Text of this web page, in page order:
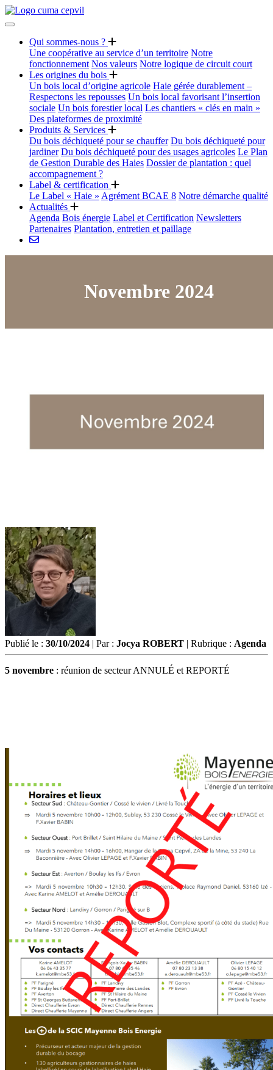
Qui sommes-nous ?
Une coopérative au service d’un territoire Notre
fonctionnement Nos valeurs Notre logique de circuit court
Les origines du bois
Un bois local d’origine agricole Haie gérée durablement –
Respectons les repousses Un bois local favorisant l’insertion
sociale Un bois forestier local Les chantiers « clés en main »
Des plateformes de proximité
Produits & Services
Du bois déchiqueté pour se chauffer Du bois déchiqueté pour
jardiner Du bois déchiqueté pour des usages agricoles Le Plan
de Gestion Durable des Haies Dossier de plantation : quel
accompagnement ?
Label & certification
Le Label « Haie » Agrément BCAE 8 Notre démarche qualité
Actualités
Agenda Bois énergie Label et Certification Newsletters
Partenaires Plantation, entretien et paillage
Novembre 2024
Publié le : 30/10/2024 | Par : Jocya ROBERT | Rubrique : Agenda
5 novembre : réunion de secteur ANNULÉ et REPORTÉ